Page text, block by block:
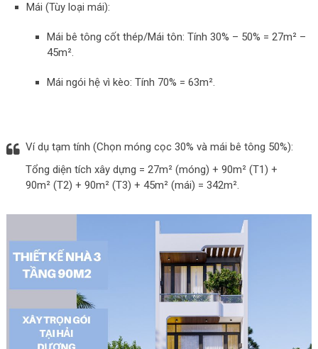
Mái (Tùy loại mái):
Mái bê tông cốt thép/Mái tôn: Tính 30% – 50% = 27m² –
45m².
Mái ngói hệ vì kèo: Tính 70% = 63m².
Ví dụ tạm tính (Chọn móng cọc 30% và mái bê tông 50%):
Tổng diện tích xây dựng = 27m² (móng) + 90m² (T1) +
90m² (T2) + 90m² (T3) + 45m² (mái) = 342m².